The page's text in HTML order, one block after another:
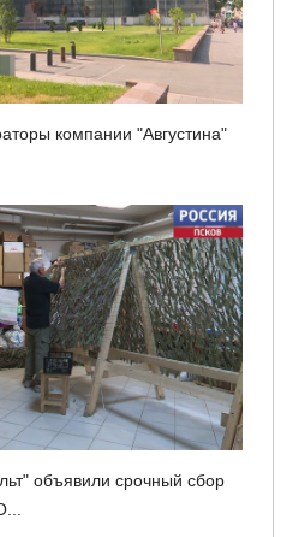
компании "Августина"
объявили срочный сбор